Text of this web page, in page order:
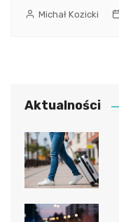
Michał Kozicki
Aktualności